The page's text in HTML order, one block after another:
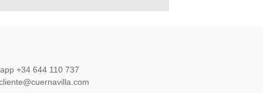
+34 644 110 737